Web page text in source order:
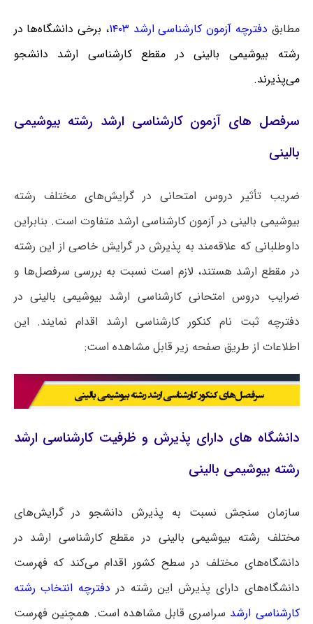
مطابق دفترچه آزمون کارشناسی ارشد ۱۴۰۳
، برخی دانشگاه‌ها در
رشته بیوشیمی بالینی در مقطع کارشناسی ارشد دانشجو
می‌پذیرند.
سرفصل های آزمون کارشناسی ارشد رشته بیوشیمی
بالینی
ضریب تأثیر دروس امتحانی در گرایش‌های مختلف رشته
بیوشیمی بالینی در آزمون کارشناسی ارشد متفاوت است. بنابراین
داوطلبانی که علاقه‌مند به پذیرش در گرایش خاصی از این رشته
در مقطع ارشد هستند، لازم است نسبت به بررسی سرفصل‌ها و
ضرایب دروس امتحانی کارشناسی ارشد بیوشیمی بالینی در
دفترچه ثبت نام کنکور کارشناسی ارشد اقدام نمایند. این
اطلاعات از طریق صفحه زیر قابل مشاهده است:
دانشگاه های دارای پذیرش و ظرفیت کارشناسی ارشد
رشته بیوشیمی بالینی
سازمان سنجش نسبت به پذیرش دانشجو در گرایش‌های
مختلف رشته بیوشیمی بالینی در مقطع کارشناسی ارشد در
دانشگاه‌های مختلف در سطح کشور اقدام می‌کند که فهرست
دانشگاه‌های دارای پذیرش این رشته در دفترچه انتخاب رشته
کارشناسی ارشد سراسریقابل مشاهده است. همچنین فهرست